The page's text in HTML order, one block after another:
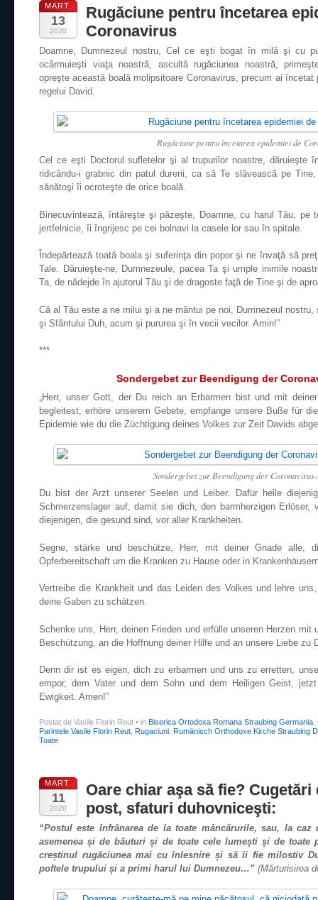
MART.
13
2020
Rugăciune pentru încetarea
Coronavirus
Doamne, Dumnezeul nostru, Cel ce eşti bogat în milă şi cu
ocârmuieşti viaţa noastră, ascultă rugăciunea noastră,
opreşte această boală molipsitoare Coronavirus, precum ai
regelui David.
Rugăciune pentru încetarea epidemiei de
Cel ce eşti Doctorul sufletelor şi al trupurilor noastre, dăruieşte
ridicându-i grabnic din patul durerii, ca să Te slăvească pe
sănătoşi îi ocroteşte de orice boală.
Binecuvintează, întăreşte şi păzeşte, Doamne, cu harul Tău,
jertfelnicie, îi îngrijesc pe cei bolnavi la casele lor sau în spitale.
Îndepărtează toată boala şi suferinţa din popor şi ne învaţă să
Tale. Dăruieşte-ne, Dumnezeule, pacea Ta şi umple inimile
Ta, de nădejde în ajutorul Tău şi de dragoste faţă de Tine şi de
Că al Tău este a ne milui şi a ne mântui pe noi, Dumnezeul
şi Sfântului Duh, acum şi pururea şi în vecii vecilor. Amin!”
***
Sondergebet zur Beendigung der
„Herr, unser Gott, der Du reich an Erbarmen bist und mit
begleitest, erhöre unserem Gebete, empfange unsere Buße für
Epidemie wie du die Züchtigung deines Volkes zur Zeit Davids
Sondergebet zur Beendigung der
Du bist der Arzt unserer Seelen und Leiber. Dafür heile
Schmerzenslager auf, damit sie dich, den barmherzigen Erlöser,
diejenigen, die gesund sind, vor aller Krankheiten.
Segne, stärke und beschütze, Herr, mit deiner Gnade alle,
Opferbereitschaft um die Kranken zu Hause oder in
Vertreibe die Krankheit und das Leiden des Volkes und lehre
deine Gaben zu schätzen.
Schenke uns, Herr, deinen Frieden und erfülle unseren Herzen mit
Beschützung, an die Hoffnung deiner Hilfe und an unsere Liebe zu
Denn dir ist es eigen, dich zu erbarmen und uns zu erretten,
empor, dem Vater und dem Sohn und dem Heiligen Geist,
Ewigkeit. Amen!”
Postat de Vasile Florin Reut • in Biserica Ortodoxa Romana Straubing Germania
Parintele Vasile Florin Reut Rugaciuni Rumänisch Orthodoxe Kirche Straubing
Toate
MART.
11
2020
Oare chiar aşa să fie? Cugetări
post, sfaturi duhovniceşti:
“Postul este înfrânarea de la toate mâncărurile, sau, la
asemenea și de băuturi și de toate cele lumești și de toate
creștinul rugăciunea mai cu înlesnire și să îi fie milostiv
poftele trupului și a primi harul lui Dumnezeu…” (Mărturisirea